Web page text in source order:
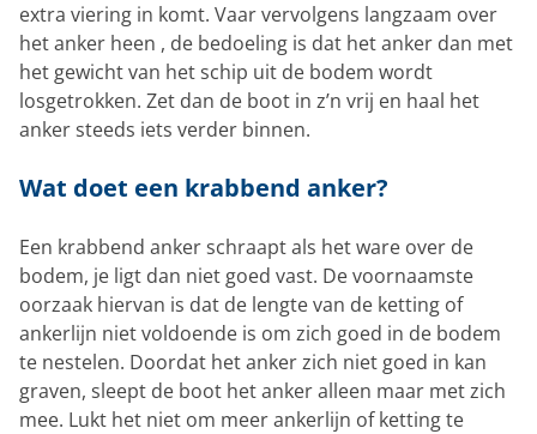
extra viering in komt. Vaar vervolgens langzaam over
het anker heen , de bedoeling is dat het anker dan met
het gewicht van het schip uit de bodem wordt
losgetrokken. Zet dan de boot in z’n vrij en haal het
anker steeds iets verder binnen.
Wat doet een krabbend anker?
Een krabbend anker schraapt als het ware over de
bodem, je ligt dan niet goed vast. De voornaamste
oorzaak hiervan is dat de lengte van de ketting of
ankerlijn niet voldoende is om zich goed in de bodem
te nestelen. Doordat het anker zich niet goed in kan
graven, sleept de boot het anker alleen maar met zich
mee. Lukt het niet om meer ankerlijn of ketting te